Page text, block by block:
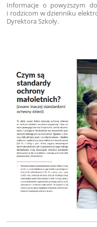
Informacje o powyższym
i rodzicom w dzienniku
Dyrektora Szkoły.